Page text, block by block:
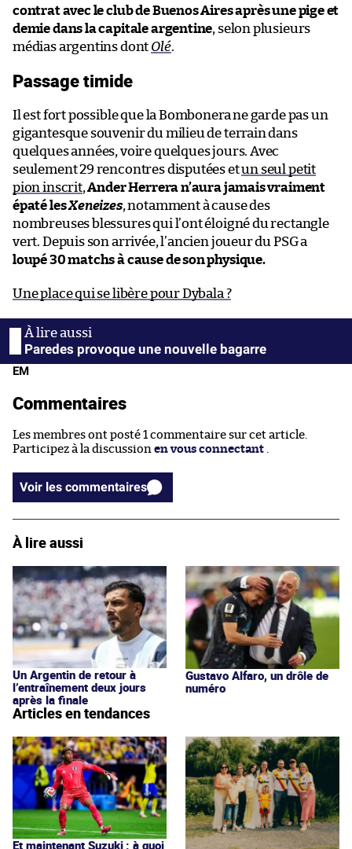
contrat avec le club de Buenos Aires après une pige et
demie dans la capitale argentine, selon plusieurs
médias argentins dont Olé.
Passage timide
Il est fort possible que la Bombonera ne garde pas un
gigantesque souvenir du milieu de terrain dans
quelques années, voire quelques jours. Avec
seulement 29 rencontres disputées etun seul petit
pion inscrit,Ander Herrera n’aura jamais vraiment
épaté lesXeneizes, notamment à cause des
nombreuses blessures qui l’ont éloigné du rectangle
vert. Depuis son arrivée, l’ancien joueur du PSG a
loupé 30 matchs à cause de son physique.
Une place qui se libère pour Dybala ?
Paredes provoque une nouvelle bagarre
EM
Commentaires
Les membres ont posté 1 commentaire sur cet article.
Participez à la discussion en vous connectant
Voir les commentaires
À lire aussi
Un Argentin de retour à
l’entraînement deux jours
après la finale
Gustavo Alfaro, un drôle de
numéro
Articles en tendances
Et maintenant Suzuki : à quoi